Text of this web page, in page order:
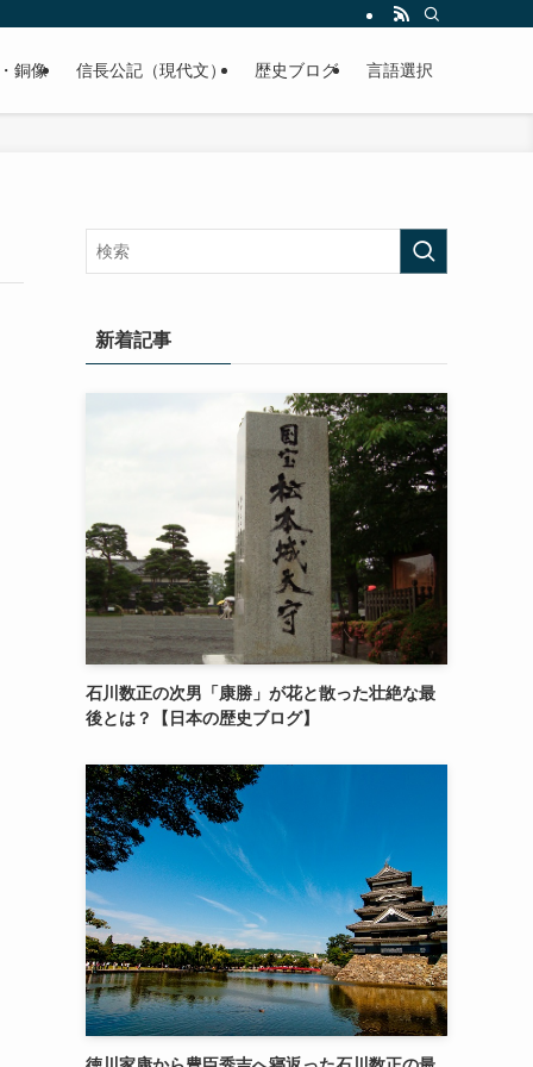
銅像 信長公記（現代文） 歴史ブログ 言語選択
新着記事
石川数正の次男「康勝」が花と散った壮絶な最
後とは？【日本の歴史ブログ】